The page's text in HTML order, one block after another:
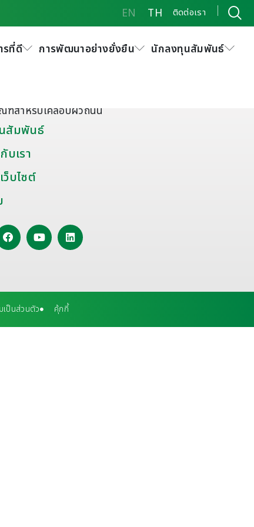
EN TH ติดต่อเรา
รที่ดี การพัฒนาอย่างยั่งยืน นักลงทุนสัมพันธ์
เศษและอื่นๆ
ฑ์สำหรับเคลือบผิวถนน
สัมพันธ์
บเรา
บไซต์
เป็นส่วนตัว คุ้กกี้